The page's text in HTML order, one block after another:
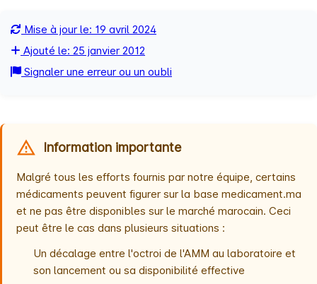
Mise à jour le: 19 avril 2024
Ajouté le: 25 janvier 2012
Signaler une erreur ou un oubli
Information importante
Malgré tous les efforts fournis par notre équipe, certains
médicaments peuvent figurer sur la base medicament.ma
et ne pas être disponibles sur le marché marocain. Ceci
peut être le cas dans plusieurs situations :
Un décalage entre l'octroi de l'AMM au laboratoire et
son lancement ou sa disponibilité effective